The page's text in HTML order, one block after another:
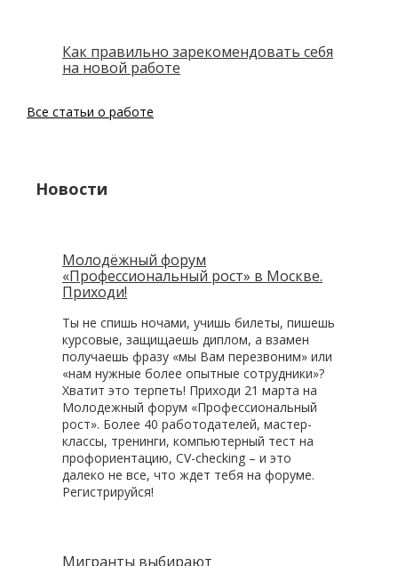
Как правильно зарекомендовать себя
на новой работе
Все статьи о работе
Новости
Молодёжный форум
«Профессиональный рост» в Москве.
Приходи!
Ты не спишь ночами, учишь билеты, пишешь
курсовые, защищаешь диплом, а взамен
получаешь фразу «мы Вам перезвоним» или
«нам нужные более опытные сотрудники»?
Хватит это терпеть! Приходи 21 марта на
Молодежный форум «Профессиональный
рост». Более 40 работодателей, мастер-
классы, тренинги, компьютерный тест на
профориентацию, CV-checking – и это
далеко не все, что ждет тебя на форуме.
Регистрируйся!
Мигранты выбирают